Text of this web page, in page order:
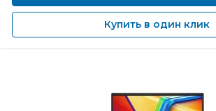
Купить в один клик